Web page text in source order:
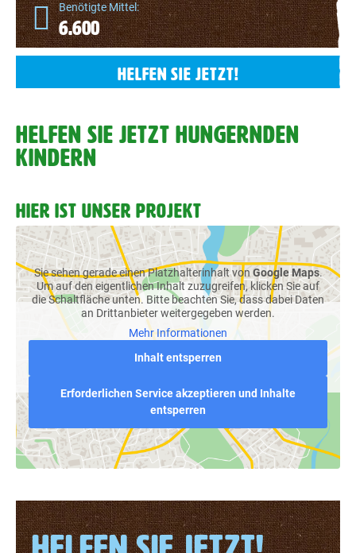
Benötigte Mittel:
6.600
HELFEN SIE JETZT!
HELFEN SIE JETZT HUNGERNDEN
KINDERN
HIER IST UNSER PROJEKT
Sie sehen gerade einen Platzhalterinhalt von Google Maps.
Um auf den eigentlichen Inhalt zuzugreifen, klicken Sie auf
die Schaltfläche unten. Bitte beachten Sie, dass dabei Daten
an Drittanbieter weitergegeben werden.
Mehr Informationen
Inhalt entsperren
Erforderlichen Service akzeptieren und Inhalte
entsperren
HELFEN SIE JETZT!